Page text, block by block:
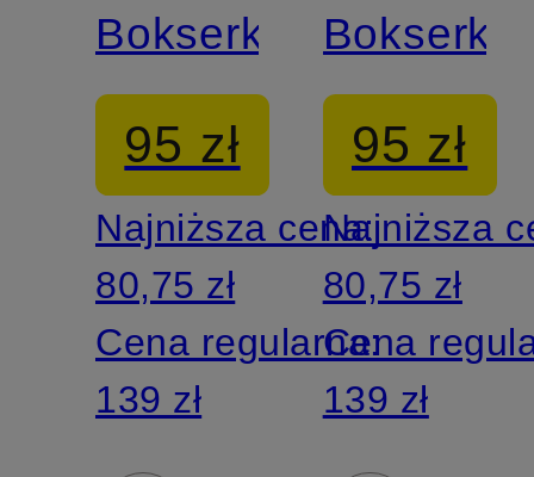
Bokserki
95 zł
Najniższa cena:
80,75 zł
Cena regularna:
139 zł
Bokserki
95 zł
Najniższa
80,75 zł
Cena
139 zł